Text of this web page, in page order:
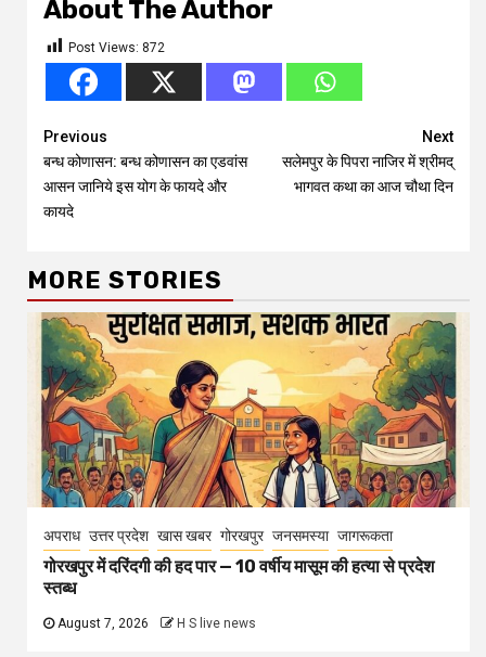
About The Author
Post Views: 872
Continue
Reading
Previous
बन्ध कोणासन: बन्ध कोणासन का एडवांस
आसन जानिये इस योग के फायदे और
कायदे
Next
सलेमपुर के पिपरा नाजिर में श्रीमद्
भागवत कथा का आज चौथा दिन
MORE STORIES
अपराध उत्तर प्रदेश खास खबर गोरखपुर जनसमस्या जागरूकता
गोरखपुर में दरिंदगी की हद पार — 10 वर्षीय मासूम की हत्या से प्रदेश
स्तब्ध
August 7, 2026 H S live news